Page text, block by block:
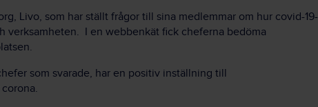
Livo, som har ställt frågor till sina medlemmar om hur covid-19-
verksamheten. I en webbenkät fick cheferna bedöma
som svarade, har en positiv inställning till
corona.